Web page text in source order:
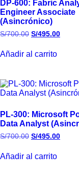
DP-600: Fabric
Engineer Associate
(Asincrónico)
S/700.00 S/495.00
Añadir al carrito
PL-300: Microsoft
Data Analyst
S/700.00 S/495.00
Añadir al carrito